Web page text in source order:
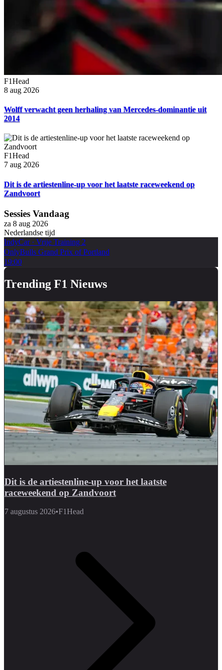
F1Head
8 aug 2026
Wolff verwacht geen herhaling van Mercedes-dominantie uit
2014
F1Head
7 aug 2026
Dit is de artiestenline-up voor het laatste raceweekend op
Zandvoort
Sessies Vandaag
za 8 aug 2026
Nederlandse tijd
IndyCar· Vrije Training 2
OnlyBulls Grand Prix of Portland
19:00
Trending F1 Nieuws
Dit is de artiestenline-up voor het laatste
raceweekend op Zandvoort
7 augustus 2026•F1Head